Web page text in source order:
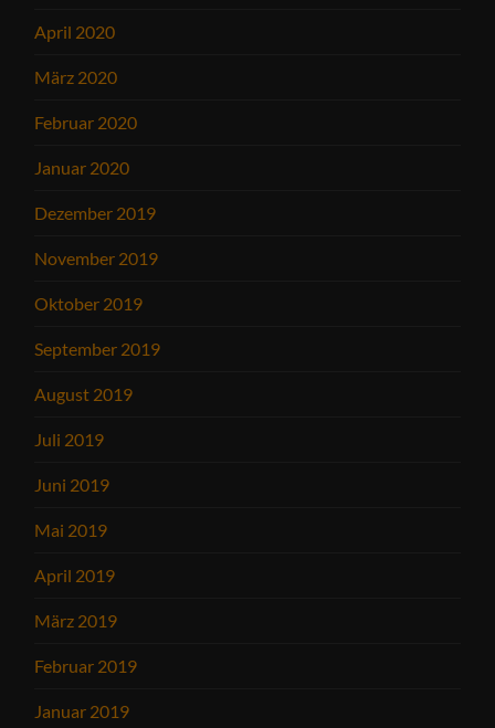
April 2020
März 2020
Februar 2020
Januar 2020
Dezember 2019
November 2019
Oktober 2019
September 2019
August 2019
Juli 2019
Juni 2019
Mai 2019
April 2019
März 2019
Februar 2019
Januar 2019